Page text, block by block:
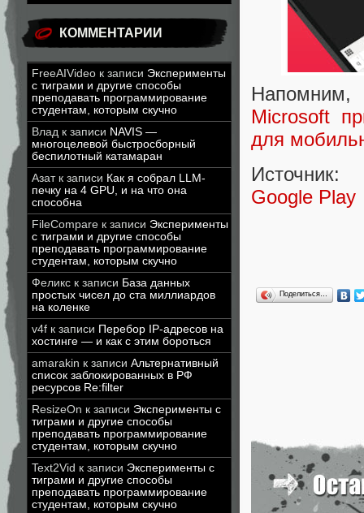
КОММЕНТАРИИ
FreeAIVideo к записи Эксперименты
с тиграми и другие способы
преподавать программирование
студентам, которым скучно
Влад к записи NAVIS —
многоцелевой быстросборный
беспилотный катамаран
Азатк записи Как я собрал LLM-
печку на 4 GPU, и на что она
способна
FileCompare к записи Эксперименты
с тиграми и другие способы
преподавать программирование
студентам, которым скучно
Феликс к записи База данных
простых чисел до ста миллиардов
на коленке
v4f к записи Перебор IP-адресов на
хостинге — и как с этим бороться
amarakin к записи Альтернативный
список заблокированных в РФ
ресурсов Re:filter
ResizeOn к записи Эксперименты с
тиграми и другие способы
преподавать программирование
студентам, которым скучно
Text2Vid к записи Эксперименты с
тиграми и другие способы
преподавать программирование
студентам, которым скучно
Напомним,
Microsoft
для
Источник:
Google Play
Поделиться…